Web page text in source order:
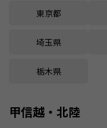
東京都
埼玉県
栃木県
甲信越・北陸